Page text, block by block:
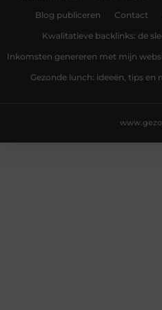
Blog publiceren Contact
Kwalitatieve backlinks: de
Inkomsten genereren met mijn
Gezonde lunch: ideeën, tips